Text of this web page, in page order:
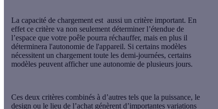
La capacité de chargement est aussi un critère important. En
effet ce critère va non seulement déterminer l’étendue de
l’espace que votre poêle pourra réchauffer, mais en plus il
déterminera l'autonomie de l'appareil. Si certains modèles
nécessitent un chargement toute les demi-journées, certains
modèles peuvent afficher une autonomie de plusieurs jours.
Ces deux critères combinés à d’autres tels que la puissance, le
design ou le lieu de l’achat génèrent d’importantes variations